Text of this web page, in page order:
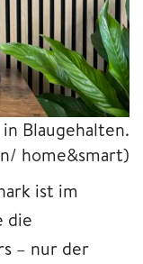
Blaugehalten.
home&smart)
ist im
die
– nur der